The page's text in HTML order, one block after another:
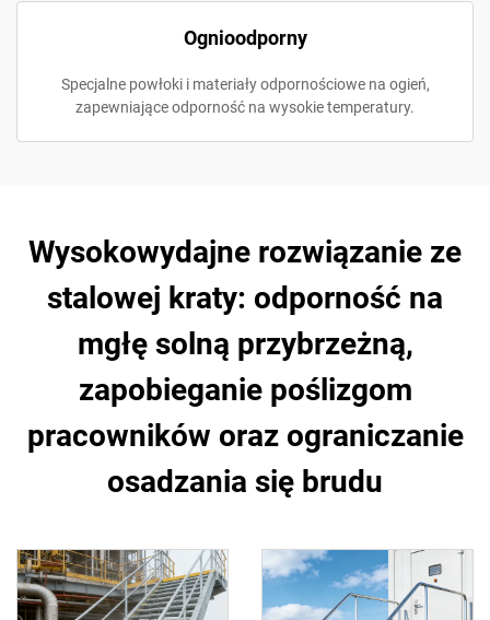
Ognioodporny
Specjalne powłoki i materiały odpornościowe na ogień,
zapewniające odporność na wysokie temperatury.
Wysokowydajne rozwiązanie ze
stalowej kraty: odporność na
mgłę solną przybrzeżną,
zapobieganie poślizgom
pracowników oraz ograniczanie
osadzania się brudu